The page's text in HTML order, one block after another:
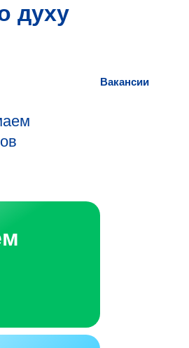
духу
Вакансии